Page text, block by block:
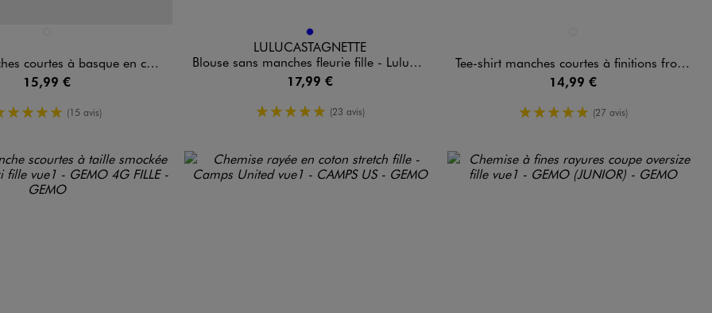
courtes à basque en coton fille
15,99 €
5/5 de moyenne
(15 avis)
Disponible en 1 colorisBLEU
LULUCASTAGNETTE
Blouse sans manches fleurie fille - LuluCastagnette
17,99 €
5/5 de moyenne
(23 avis)
Tee-shirt manches courtes à finitions froncées fille
14,99 €
5/5 de moyenne
(27 avis)